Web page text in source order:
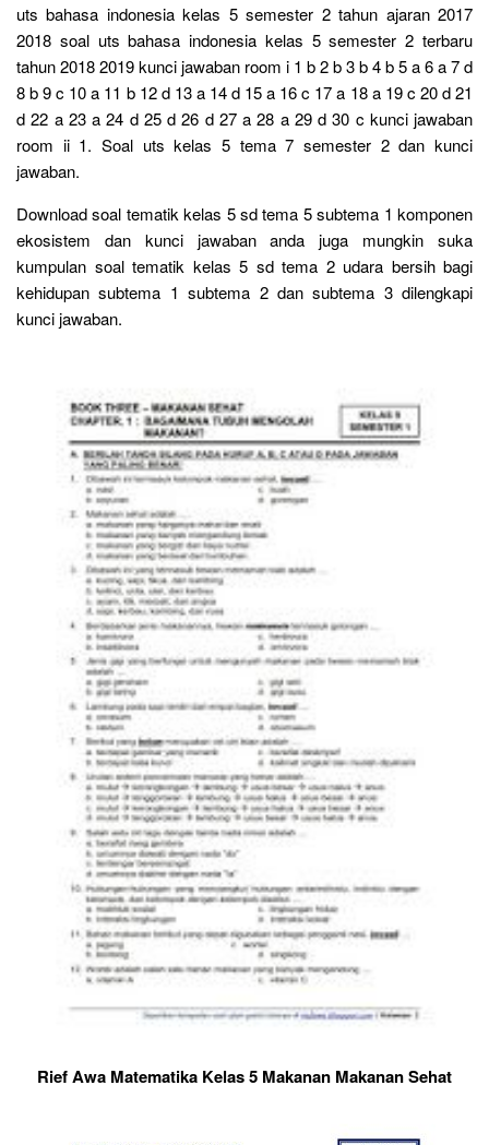
uts bahasa indonesia kelas 5 semester 2 tahun ajaran 2017
2018 soal uts bahasa indonesia kelas 5 semester 2 terbaru
tahun 2018 2019 kunci jawaban room i 1 b 2 b 3 b 4 b 5 a 6 a 7 d
8 b 9 c 10 a 11 b 12 d 13 a 14 d 15 a 16 c 17 a 18 a 19 c 20 d 21
d 22 a 23 a 24 d 25 d 26 d 27 a 28 a 29 d 30 c kunci jawaban
room ii 1. Soal uts kelas 5 tema 7 semester 2 dan kunci
jawaban.
Download soal tematik kelas 5 sd tema 5 subtema 1 komponen
ekosistem dan kunci jawaban anda juga mungkin suka
kumpulan soal tematik kelas 5 sd tema 2 udara bersih bagi
kehidupan subtema 1 subtema 2 dan subtema 3 dilengkapi
kunci jawaban.
Rief Awa Matematika Kelas 5 Makanan Makanan Sehat